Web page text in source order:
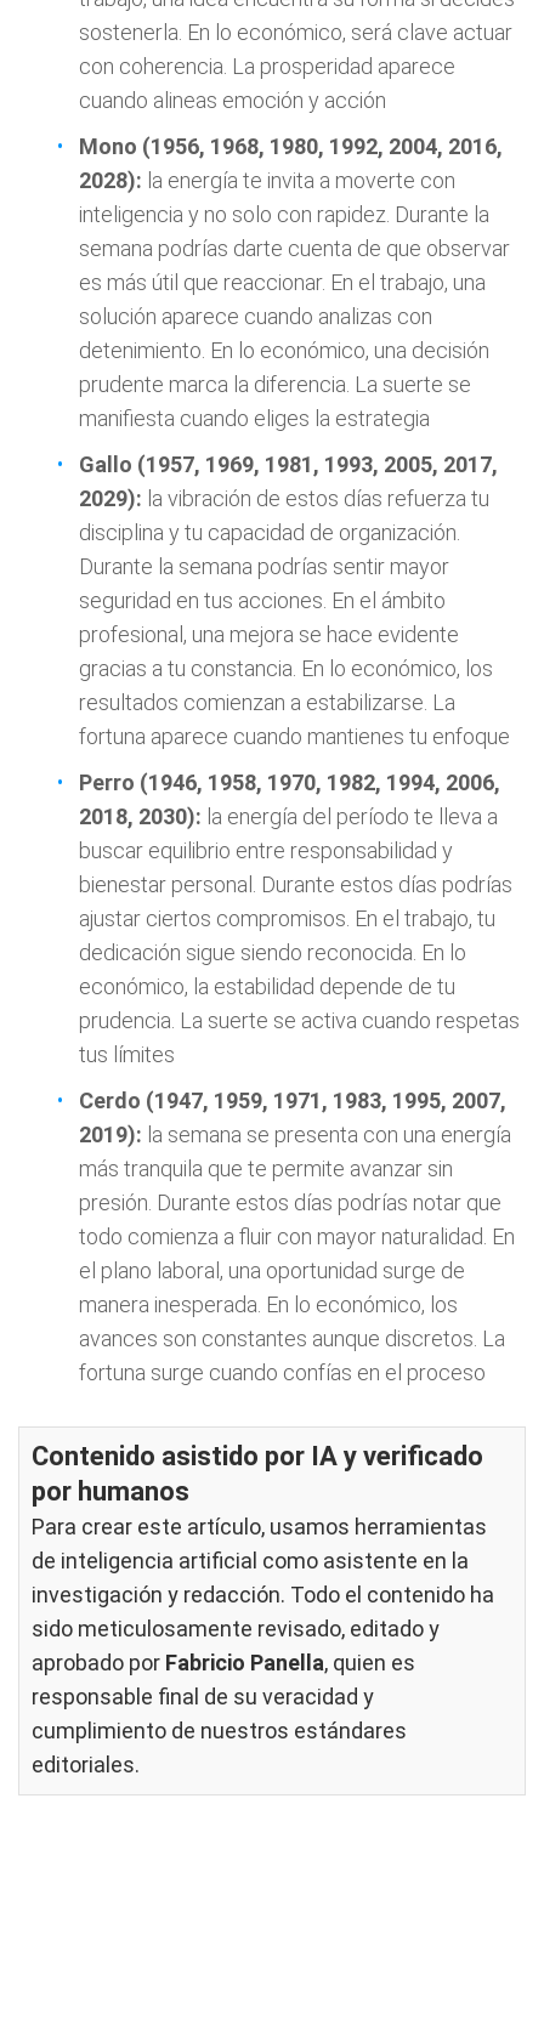
sostenerla. En lo económico, será clave actuar
con coherencia. La prosperidad aparece
cuando alineas emoción y acción
Mono (1956, 1968, 1980, 1992, 2004, 2016,
2028): la energía te invita a moverte con
inteligencia y no solo con rapidez. Durante la
semana podrías darte cuenta de que observar
es más útil que reaccionar. En el trabajo, una
solución aparece cuando analizas con
detenimiento. En lo económico, una decisión
prudente marca la diferencia. La suerte se
manifiesta cuando eliges la estrategia
Gallo (1957, 1969, 1981, 1993, 2005, 2017,
2029): la vibración de estos días refuerza tu
disciplina y tu capacidad de organización.
Durante la semana podrías sentir mayor
seguridad en tus acciones. En el ámbito
profesional, una mejora se hace evidente
gracias a tu constancia. En lo económico, los
resultados comienzan a estabilizarse. La
fortuna aparece cuando mantienes tu enfoque
Perro (1946, 1958, 1970, 1982, 1994, 2006,
2018, 2030): la energía del período te lleva a
buscar equilibrio entre responsabilidad y
bienestar personal. Durante estos días podrías
ajustar ciertos compromisos. En el trabajo, tu
dedicación sigue siendo reconocida. En lo
económico, la estabilidad depende de tu
prudencia. La suerte se activa cuando respetas
tus límites
Cerdo (1947, 1959, 1971, 1983, 1995, 2007,
2019): la semana se presenta con una energía
más tranquila que te permite avanzar sin
presión. Durante estos días podrías notar que
todo comienza a fluir con mayor naturalidad. En
el plano laboral, una oportunidad surge de
manera inesperada. En lo económico, los
avances son constantes aunque discretos. La
fortuna surge cuando confías en el proceso
Contenido asistido por IA y verificado
por humanos
Para crear este artículo, usamos herramientas
de inteligencia artificial como asistente en la
investigación y redacción. Todo el contenido ha
sido meticulosamente revisado, editado y
aprobado por Fabricio Panella, quien es
responsable final de su veracidad y
cumplimiento de nuestros estándares
editoriales.